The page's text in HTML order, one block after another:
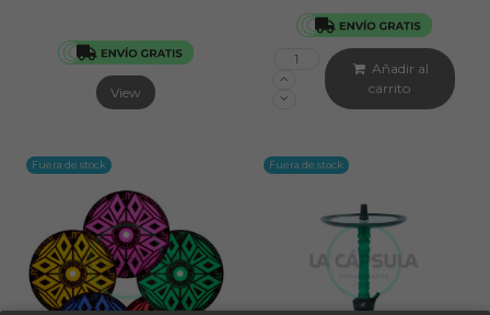
View
Añadir al
carrito
Fuera de stock Fuera de stock